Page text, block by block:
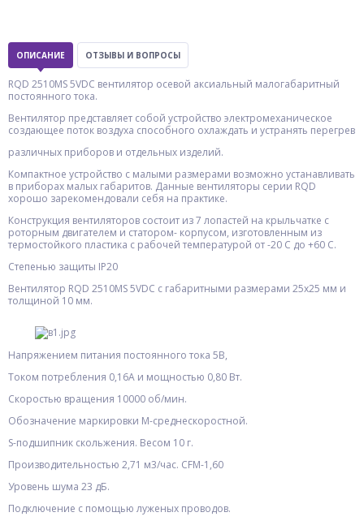
ОПИСАНИЕ ОТЗЫВЫ И ВОПРОСЫ
RQD 2510MS 5VDC вентилятор осевой аксиальный малогабаритный
постоянного тока.
Вентилятор представляет собой устройство электромеханическое
создающее поток воздуха способного охлаждать и устранять перегрев
различных приборов и отдельных изделий.
Компактное устройство с малыми размерами возможно устанавливать
в приборах малых габаритов. Данные вентиляторы серии RQD
хорошо зарекомендовали себя на практике.
Конструкция вентиляторов состоит из 7 лопастей на крыльчатке с
роторным двигателем и статором- корпусом, изготовленным из
термостойкого пластика с рабочей температурой от -20 С до +60 С.
Степенью защиты IP20
Вентилятор RQD 2510MS 5VDC с габаритными размерами 25х25 мм и
толщиной 10 мм.
Напряжением питания постоянного тока 5В,
Током потребления 0,16А и мощностью 0,80 Вт.
Скоростью вращения 10000 об/мин.
Обозначение маркировки М-среднескоростной.
S-подшипник скольжения. Весом 10 г.
Производительностью 2,71 м3/час. CFM-1,60
Уровень шума 23 дБ.
Подключение с помощью луженых проводов.